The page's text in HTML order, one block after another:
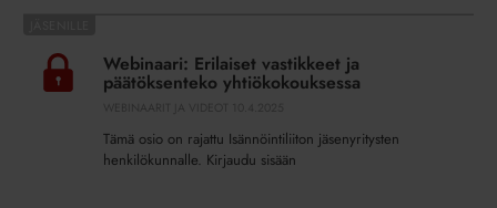
Erilaiset
vastikkeet
yhtiökokouksessa
Webinaari: Erilaiset vastikkeet ja
päätöksenteko yhtiökokouksessa
Tämä osio on rajattu Isännöintiliiton jäsenyritysten
henkilökunnalle. Kirjaudu sisään